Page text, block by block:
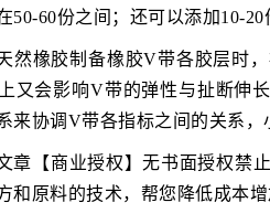
50-60份之间；还可以添加10-
然橡胶制备橡胶V带各胶层时
又会影响V带的弹性与扯断伸
来协调V带各指标之间的关系，
章【商业授权】无书面授权禁
和原料的技术，帮您降低成本增